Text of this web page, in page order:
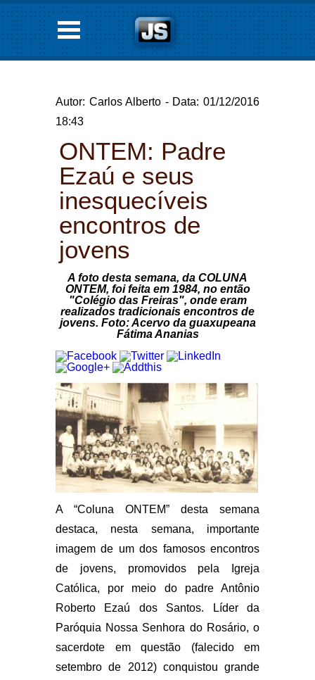
Autor: Carlos Alberto - Data: 01/12/2016
18:43
ONTEM: Padre
Ezaú e seus
inesquecíveis
encontros de
jovens
A foto desta semana, da COLUNA
ONTEM, foi feita em 1984, no então
"Colégio das Freiras", onde eram
realizados tradicionais encontros de
jovens. Foto: Acervo da guaxupeana
Fátima Ananias
A “Coluna ONTEM” desta semana
destaca, nesta semana, importante
imagem de um dos famosos encontros
de jovens, promovidos pela Igreja
Católica, por meio do padre Antônio
Roberto Ezaú dos Santos. Líder da
Paróquia Nossa Senhora do Rosário, o
sacerdote em questão (falecido em
setembro de 2012) conquistou grande